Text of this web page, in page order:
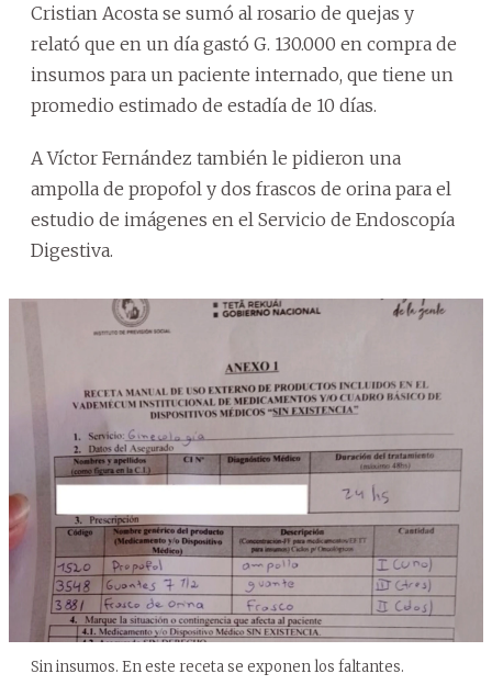
Cristian Acosta se sumó al rosario de quejas y
relató que en un día gastó G. 130.000 en compra de
insumos para un paciente internado, que tiene un
promedio estimado de estadía de 10 días.
A Víctor Fernández también le pidieron una
ampolla de propofol y dos frascos de orina para el
estudio de imágenes en el Servicio de Endoscopía
Digestiva.
Sin insumos. En este receta se exponen los faltantes.